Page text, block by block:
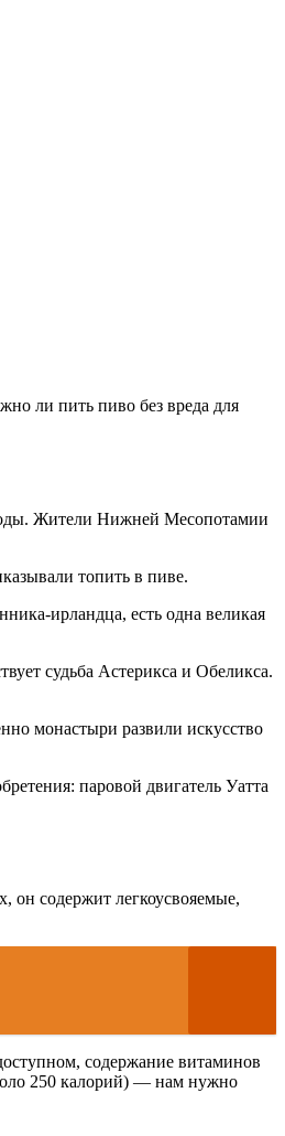
ли пить пиво без вреда для
Жители Нижней Месопотамии
топить в пиве.
ирландца, есть одна великая
судьба Астерикса и Обеликса.
монастыри развили искусство
паровой двигатель Уатта
он содержит легкоусвояемые,
содержание витаминов
250 калорий) — нам нужно